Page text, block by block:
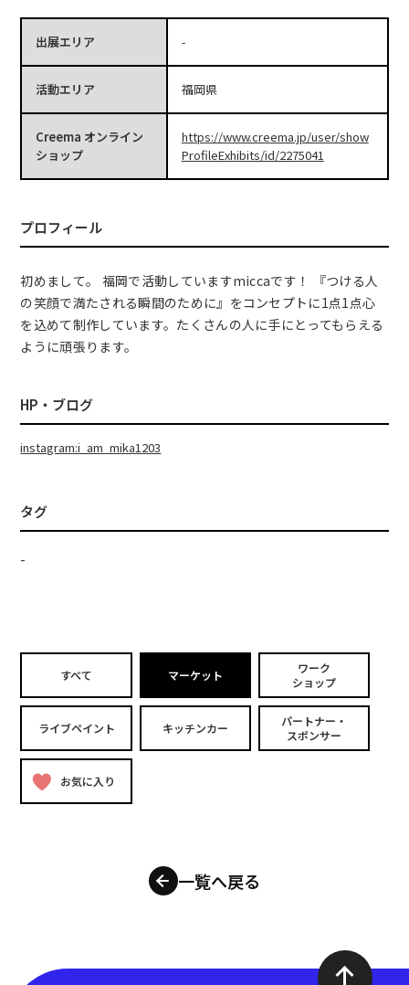
出展エリア -
活動エリア 福岡県
Creema オンライン
ショップ
https://www.creema.jp/user/show
ProfileExhibits/id/2275041
プロフィール
初めまして。 福岡で活動していますmiccaです！ 『つける人
の笑顔で満たされる瞬間のために』をコンセプトに1点1点心
を込めて制作しています。たくさんの人に手にとってもらえる
ように頑張ります。
HP・ブログ
instagram:i_am_mika1203
タグ
-
すべて マーケット
ワーク
ショップ
ライブペイント キッチンカー
パートナー・
スポンサー
お気に入り
一覧へ戻る